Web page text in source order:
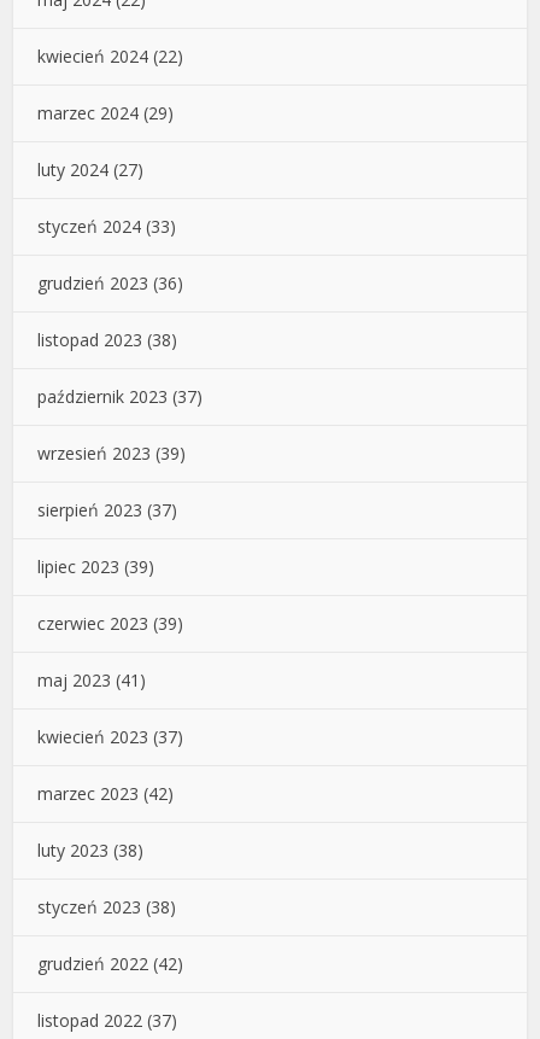
kwiecień 2024 (22)
marzec 2024 (29)
luty 2024 (27)
styczeń 2024 (33)
grudzień 2023 (36)
listopad 2023 (38)
październik 2023 (37)
wrzesień 2023 (39)
sierpień 2023 (37)
lipiec 2023 (39)
czerwiec 2023 (39)
maj 2023 (41)
kwiecień 2023 (37)
marzec 2023 (42)
luty 2023 (38)
styczeń 2023 (38)
grudzień 2022 (42)
listopad 2022 (37)